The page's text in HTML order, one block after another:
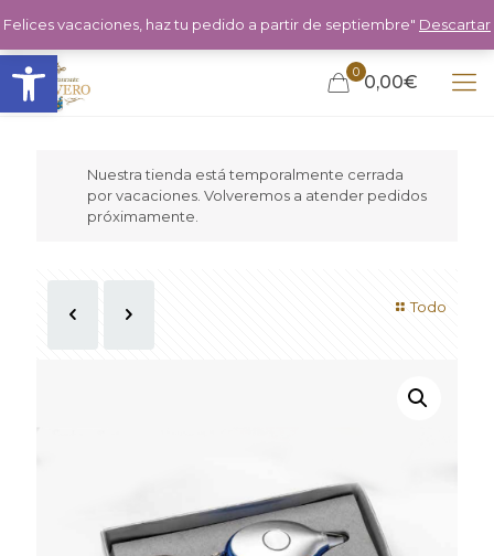
Abrir barra de herramientas 0 0,00€
Nuestra tienda está temporalmente cerrada
por vacaciones. Volveremos a atender pedidos
próximamente.
Todo
Felices vacaciones, haz tu pedido a partir de septiembre" Descartar